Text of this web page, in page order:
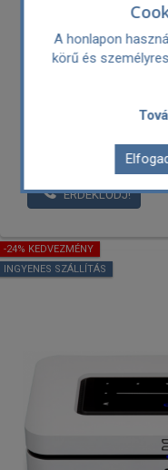
Arylic S50 Pro+
zenelejátszó
ÉRDEKLŐDJ!
-24% KEDVEZMÉNY
INGYENES SZÁLLÍTÁS
A honlapon
körű és